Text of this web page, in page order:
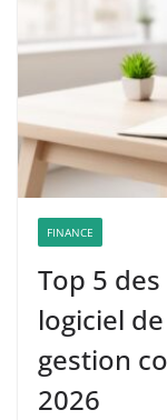
FINANCE
Top 5
logiciel
gestion
2026